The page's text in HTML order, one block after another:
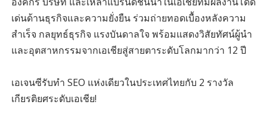
เด่นด้านธุรกิจและความยั่งยืน ร่วมถ่ายทอดเบื้องหลังความ
สำเร็จ กลยุทธ์ธุรกิจ แรงบันดาลใจ พร้อมแสดงวิสัยทัศน์ผู้นำ
และอุตสาหกรรมจากเอเชียสู่สายตาระดับโลกมากว่า 12 ปี
เอเจนซีรับทำ SEO แห่งเดียวในประเทศไทยกับ 2 รางวัล
เกียรติยศระดับเอเชีย!